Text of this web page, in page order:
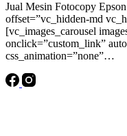
Jual Mesin Fotocopy
offset=”vc_hidden-md
[vc_images_carousel
onclick=”custom_link”
css_animation=”none”…